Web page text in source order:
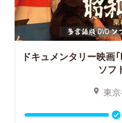
ドキュメンタリー映画
ソフ
東